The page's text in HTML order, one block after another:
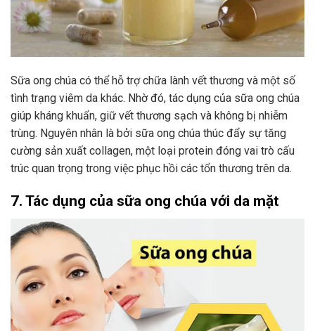
Sữa ong chúa có thể hỗ trợ chữa lành vết thương và một số
tình trạng viêm da khác. Nhờ đó, tác dụng của sữa ong chúa
giúp kháng khuẩn, giữ vết thương sạch và không bị nhiễm
trùng. Nguyên nhân là bởi sữa ong chúa thúc đẩy sự tăng
cường sản xuất collagen, một loại protein đóng vai trò cấu
trúc quan trọng trong việc phục hồi các tổn thương trên da.
7. Tác dụng của sữa ong chúa với da mặt